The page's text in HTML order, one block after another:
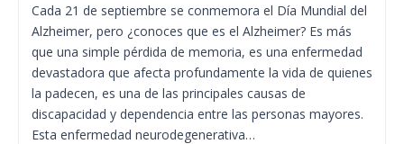
Cada 21 de septiembre se conmemora el Día Mundial del
Alzheimer, pero ¿conoces que es el Alzheimer? Es más
que una simple pérdida de memoria, es una enfermedad
devastadora que afecta profundamente la vida de quienes
la padecen, es una de las principales causas de
discapacidad y dependencia entre las personas mayores.
Esta enfermedad neurodegenerativa…